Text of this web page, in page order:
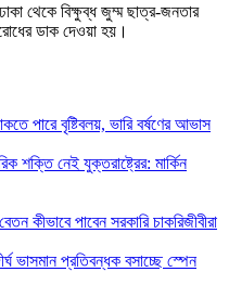
থেকে বিক্ষুব্ধ জুম্ম ছাত্র-জনতার
ডাক দেওয়া হয়।
পারে বৃষ্টিবলয়, ভারি বর্ষণের আভাস
শক্তি নেই যুক্তরাষ্ট্রের: মার্কিন
কীভাবে পাবেন সরকারি চাকরিজীবীরা
ভাসমান প্রতিবন্ধক বসাচ্ছে স্পেন